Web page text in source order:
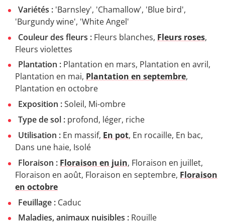
Variétés : 'Barnsley', 'Chamallow', 'Blue bird',
'Burgundy wine', 'White Angel'
Couleur des fleurs : Fleurs blanches, Fleurs roses,
Fleurs violettes
Plantation : Plantation en mars, Plantation en avril,
Plantation en mai, Plantation en septembre,
Plantation en octobre
Exposition :Soleil, Mi-ombre
Type de sol : profond, léger, riche
Utilisation : En massif, En pot, En rocaille, En bac,
Dans une haie, Isolé
Floraison : Floraison en juin, Floraison en juillet,
Floraison en août, Floraison en septembre, Floraison
en octobre
Feuillage : Caduc
Maladies, animaux nuisibles : Rouille